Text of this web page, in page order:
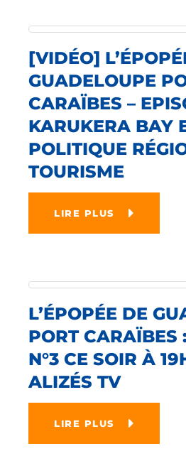
[VIDÉO]
GUADELOUPE
CARAÏBES –
KARUKERA BAY
POLITIQUE
TOURISME
LIRE PLUS
L’ÉPOPÉE DE
PORT CARAÏBES
N°3 CE SOIR À
ALIZÉS TV
LIRE PLUS